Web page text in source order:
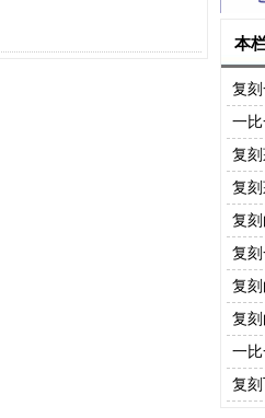
本
复
酒
一
茅
复
货
复
台
复
厂
复
一
复
酒
复
酒
一
厂
复